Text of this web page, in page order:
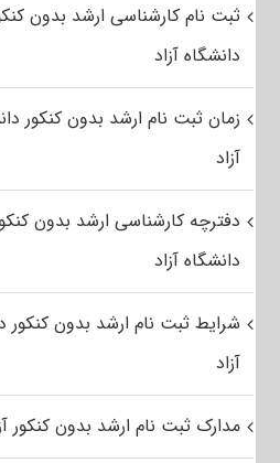
ثبت نام کارشناسی ارشد بدون
دانشگاه آزاد
زمان ثبت نام ارشد بدون کنکور
آزاد
دفترچه کارشناسی ارشد بدون
دانشگاه آزاد
شرایط ثبت نام ارشد بدون کنکور
آزاد
مدارک ثبت نام ارشد بدون کنکور